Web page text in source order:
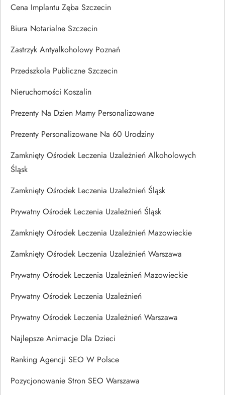
Cena Implantu Zęba Szczecin
Biura Notarialne Szczecin
Zastrzyk Antyalkoholowy Poznań
Przedszkola Publiczne Szczecin
Nieruchomości Koszalin
Prezenty Na Dzien Mamy Personalizowane
Prezenty Personalizowane Na 60 Urodziny
Zamknięty Ośrodek Leczenia Uzależnień Alkoholowych
Śląsk
Zamknięty Ośrodek Leczenia Uzależnień Śląsk
Prywatny Ośrodek Leczenia Uzależnień Śląsk
Zamknięty Ośrodek Leczenia Uzależnień Mazowieckie
Zamknięty Ośrodek Leczenia Uzależnień Warszawa
Prywatny Ośrodek Leczenia Uzależnień Mazowieckie
Prywatny Ośrodek Leczenia Uzależnień
Prywatny Ośrodek Leczenia Uzależnień Warszawa
Najlepsze Animacje Dla Dzieci
Ranking Agencji SEO W Polsce
Pozycjonowanie Stron SEO Warszawa